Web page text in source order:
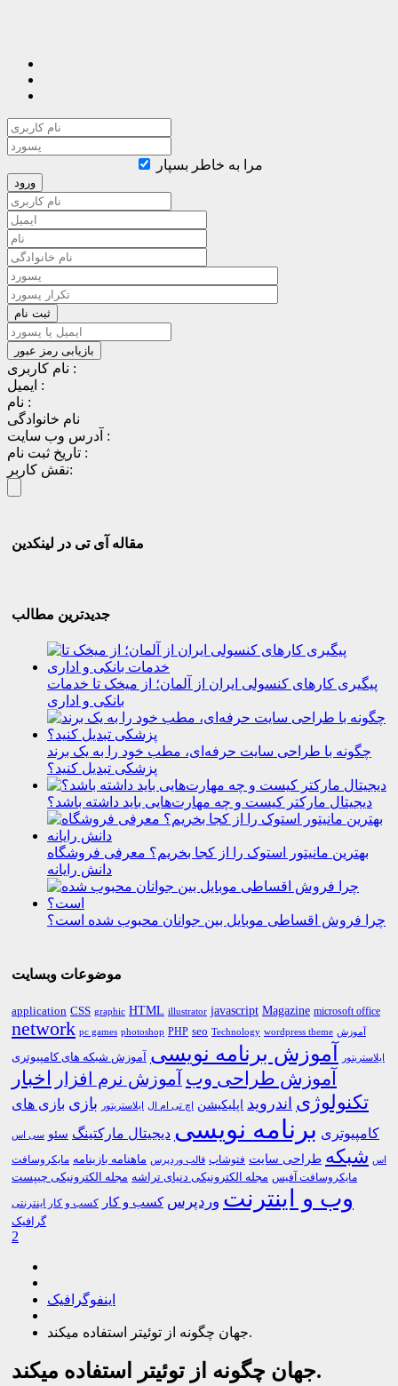
مرا به خاطر بسپار
نام کاربری :
ایمیل :
نام :
نام خانوادگی
آدرس وب سایت :
تاریخ ثبت نام :
نقش کاربر:
مقاله آی تی در لینکدین
جدیدترین مطالب
پیگیری کارهای کنسولی ایران از آلمان؛ از میخک تا خدمات
بانکی و اداری
چگونه با طراحی سایت حرفه‌ای، مطب خود را به یک برند
پزشکی تبدیل کنید؟
دیجیتال مارکتر کیست و چه مهارت‌هایی باید داشته باشد؟
بهترین مانیتور استوک را از کجا بخریم؟ معرفی فروشگاه
دانش رایانه
چرا فروش اقساطی موبایل بین جوانان محبوب شده است؟
موضوعات وبسایت
application CSS graphic HTML illustrator javascript Magazine microsoft office
network pc games photoshop PHP seo Technology wordpress theme آموزش
ایلاستریتور آموزش برنامه نویسی آموزش شبکه های کامپیوتری
آموزش طراحی وب آموزش نرم افزار اخبار
تکنولوژی اندروید اپلیکیشن اچ تی ام ال ایلاستریتور بازی بازی های
کامپیوتری برنامه نویسی دیجیتال مارکتینگ سئو سی اس
اس شبکه طراحی سایت فتوشاپ قالب وردپرس ماهنامه بازینامه مایکروسافت
مایکروسافت آفیس مجله الکترونیکی دنیای تراشه مجله الکترونیکی چیپست
وب و اینترنت وردپرس کسب و کار کسب و کار اینترنتی
گرافیک
2
اینفوگرافیک
جهان چگونه از توئیتر استفاده میکند.
جهان چگونه از توئیتر استفاده میکند.